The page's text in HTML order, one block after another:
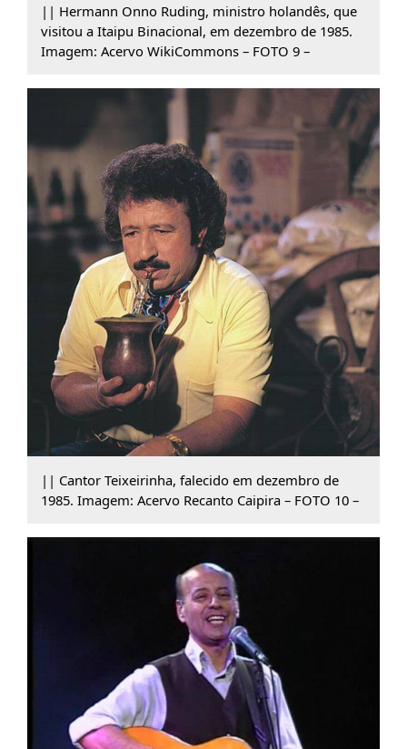
|| Hermann Onno Ruding, ministro holandês, que
visitou a Itaipu Binacional, em dezembro de 1985.
Imagem: Acervo WikiCommons – FOTO 9 –
|| Cantor Teixeirinha, falecido em dezembro de
1985. Imagem: Acervo Recanto Caipira – FOTO 10 –